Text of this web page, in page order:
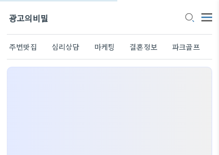
광고의비밀
주변맛집 심리상담 마케팅 결혼정보 파크골프